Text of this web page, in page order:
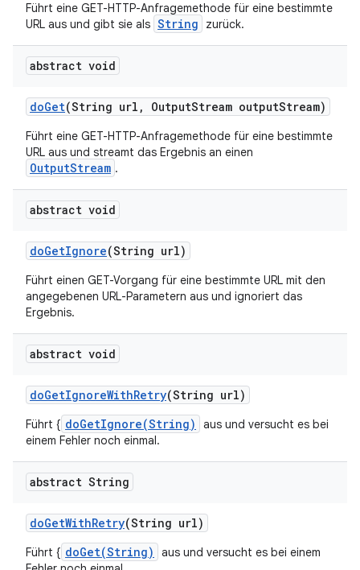
Führt eine GET-HTTP-Anfragemethode für eine bestimmte
URL aus und gibt sie als String zurück.
abstract void
doGet(String url , OutputStream outputStream)
Führt eine GET-HTTP-Anfragemethode für eine bestimmte
URL aus und streamt das Ergebnis an einen
OutputStream .
abstract void
doGetIgnore(String url)
Führt einen GET-Vorgang für eine bestimmte URL mit den
angegebenen URL-Parametern aus und ignoriert das
Ergebnis.
abstract void
doGetIgnoreWithRetry(String url)
Führt { doGetIgnore(String)
aus und versucht es bei
einem Fehler noch einmal.
abstract String
doGetWithRetry(String url)
Führt { doGet(String)
aus und versucht es bei einem